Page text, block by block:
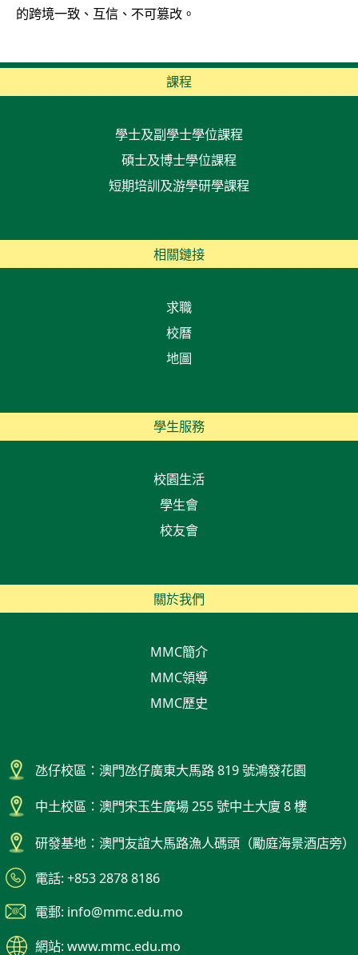
的跨境一致、互信、不可篡改。
課程
學士及副學士學位課程
碩士及博士學位課程
短期培訓及游學研學課程
相關鏈接
求職
校曆
地圖
學生服務
校園生活
學生會
校友會
關於我們
MMC簡介
MMC領導
MMC歷史
氹仔校區：澳門氹仔廣東大馬路 819 號鴻發花園
中土校區：澳門宋玉生廣場 255 號中土大廈 8 樓
研發基地：澳門友誼大馬路漁人碼頭（勵庭海景酒店旁）
電話: +853 2878 8186
電郵: info@mmc.edu.mo
網站: www.mmc.edu.mo